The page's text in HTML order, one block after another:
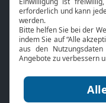
Bibel TV
Über uns
Jobs
Mediadaten